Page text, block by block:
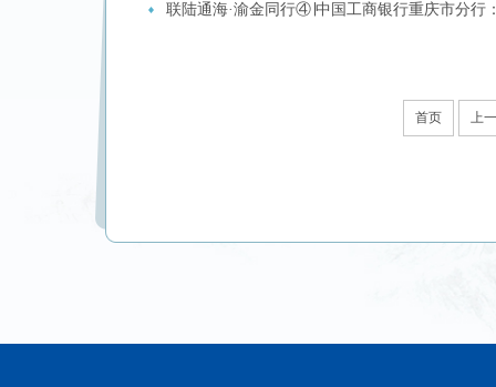
联陆通海·渝金同行④∣中国工商银行重庆市分
首页 上